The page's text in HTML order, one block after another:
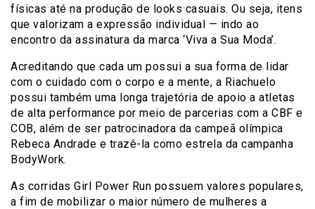
físicas até na produção de looks casuais. Ou seja, itens
que valorizam a expressão individual — indo ao
encontro da assinatura da marca ‘Viva a Sua Moda’.
Acreditando que cada um possui a sua forma de lidar
com o cuidado com o corpo e a mente, a Riachuelo
possui também uma longa trajetória de apoio a atletas
de alta performance por meio de parcerias com a CBF e
COB, além de ser patrocinadora da campeã olímpica
Rebeca Andrade e trazê-la como estrela da campanha
BodyWork.
As corridas Girl Power Run possuem valores populares,
a fim de mobilizar o maior número de mulheres a